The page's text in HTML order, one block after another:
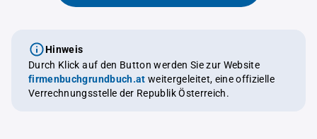
Hinweis
Durch Klick auf den Button werden Sie zur Website
firmenbuchgrundbuch.at weitergeleitet, eine offizielle
Verrechnungsstelle der Republik Österreich.